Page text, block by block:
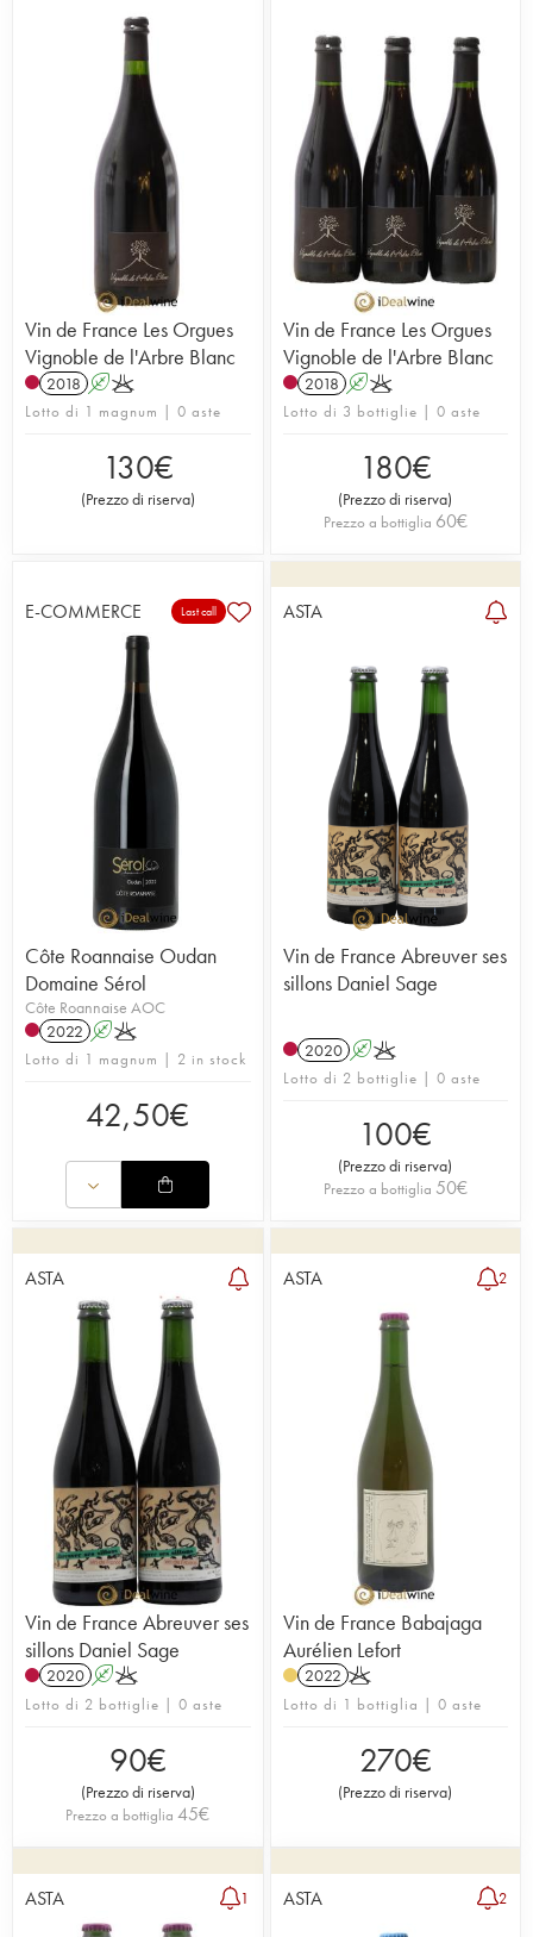
Vin de France Les Orgues
Vignoble de l'Arbre Blanc
2018 AK
Lotto di 1 magnum | 0 aste
130€
(Prezzo di riserva)
Vin de France Les Orgues
Vignoble de l'Arbre Blanc
2018 AK
Lotto di 3 bottiglie | 0 aste
180€
(Prezzo di riserva)
Prezzo a bottiglia 60€
E-COMMERCE Last call
Côte Roannaise Oudan
Domaine Sérol
Côte Roannaise AOC
2022 AK
Lotto di 1 magnum | 2 in stock
42,50€
ASTA
Vin de France Abreuver ses
sillons Daniel Sage
2020 AK
Lotto di 2 bottiglie | 0 aste
100€
(Prezzo di riserva)
Prezzo a bottiglia 50€
ASTA
Vin de France Abreuver ses
sillons Daniel Sage
2020 AK
Lotto di 2 bottiglie | 0 aste
90€
(Prezzo di riserva)
Prezzo a bottiglia 45€
ASTA 2
Vin de France Babajaga
Aurélien Lefort
2022 K
Lotto di 1 bottiglia | 0 aste
270€
(Prezzo di riserva)
ASTA 1 ASTA 2